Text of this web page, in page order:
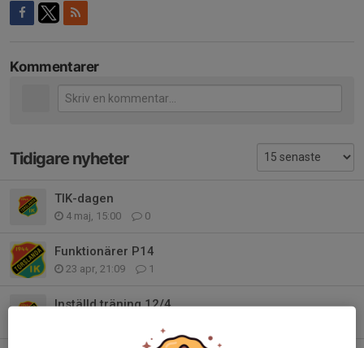
Kommentarer
Tidigare nyheter
TIK-dagen
4 maj, 15:00 0
Funktionärer P14
23 apr, 21:09 1
Inställd träning 12/4